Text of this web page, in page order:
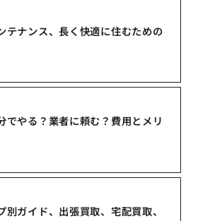
テナンス、長く快適に住むための
でやる？業者に頼む？費用とメリ
ガイド、出張買取、宅配買取、